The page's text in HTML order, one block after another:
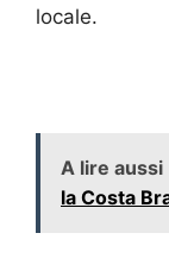
locale.
A lire aussi
la Costa